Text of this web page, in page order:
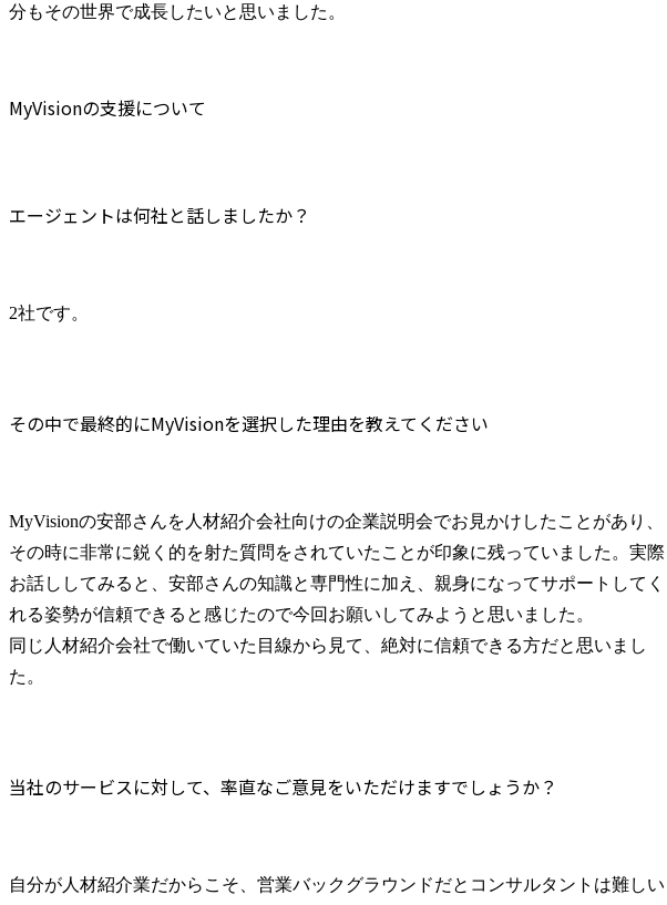
分もその世界で成長したいと思いました。
MyVisionの支援について
エージェントは何社と話しましたか？
2社です。
その中で最終的にMyVisionを選択した理由を教えてください
MyVisionの安部さんを人材紹介会社向けの企業説明会でお見かけしたことがあり、
その時に非常に鋭く的を射た質問をされていたことが印象に残っていました。実際
お話ししてみると、安部さんの知識と専門性に加え、親身になってサポートしてく
れる姿勢が信頼できると感じたので今回お願いしてみようと思いました。
同じ人材紹介会社で働いていた目線から見て、絶対に信頼できる方だと思いまし
た。
当社のサービスに対して、率直なご意見をいただけますでしょうか？
自分が人材紹介業だからこそ、営業バックグラウンドだとコンサルタントは難しい